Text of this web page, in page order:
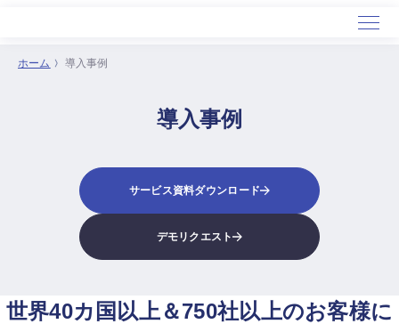
ホーム 導入事例
導入事例
サービス資料ダウンロード
デモリクエスト
世界40カ国以上＆750社以上のお客様に